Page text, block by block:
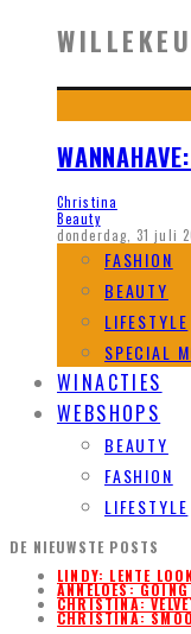
Christina
Beauty
donderdag, 31 juli
FASHION
BEAUTY
LIFESTYLE
SPECIAL
WINACTIES
WEBSHOPS
BEAUTY
FASHION
LIFESTYLE
DE NIEUWSTE POSTS
LINDY: LENTE
ANNELOES:
CHRISTINA:
CHRISTINA: